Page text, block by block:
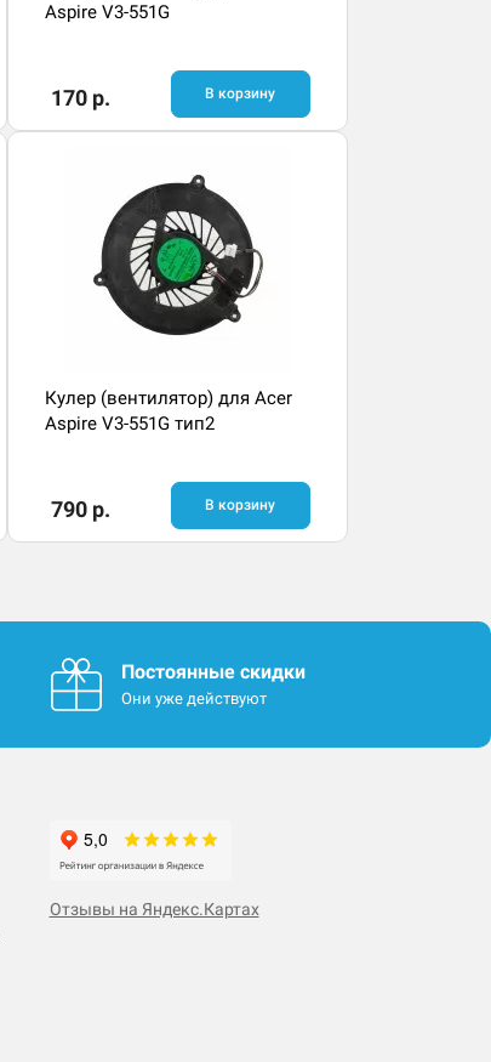
Aspire V3-551G
170 р. В корзину
Кулер (вентилятор) для Acer
Aspire V3-551G тип2
790 р. В корзину
Постоянные скидки
Они уже действуют
Отзывы на Яндекс.Картах